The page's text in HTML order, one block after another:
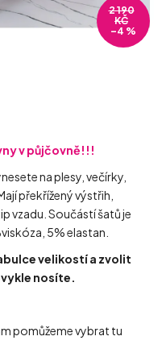
v půjčovně!!!
na plesy, večírky,
překřížený výstřih,
vzadu. Součástí šatů je
5% elastan.
velikostí a zvolit
nosíte.
pomůžeme vybrat tu
2 190
KČ
–4 %